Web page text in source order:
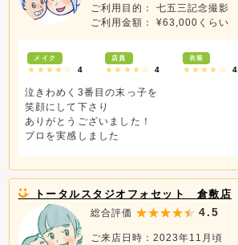
ご利用目的： 七五三記念撮影
ご利用金額： ¥63,000くらい
メイク
★★★★☆ 4
店員
★★★★☆ 4
衣装
★★★★☆ 4
泣きわめく3番目の末っ子を
笑顔にして下さり
ありがとうございました！
プロを実感しました
トータルスタジオフォセット 倉敷店
総合評価 4.5
ご来店日時：2023年11月頃